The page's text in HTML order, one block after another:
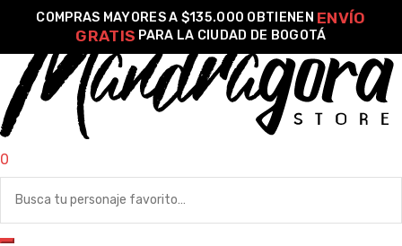
COMPRAS MAYORES A $135.000 OBTIENEN ENVÍO
GRATIS PARA LA CIUDAD DE BOGOTÁ
0
–